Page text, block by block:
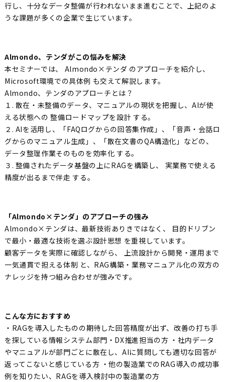
行し、十分なデータ整備が行われないまま進むことで、上記のよ
うな課題が多くの企業で生じています。
Almondo、テンダがこの悩みを解決
本セミナーでは、 Almondo×テンダ のアプローチを紹介し、
Microsoft環境での具体例 も交えて解説します。
Almondo、テンダのアプローチとは？
１. 散在・未整備のデータ、マニュアルの現状を把握し、AIが使
える状態への 整備ロードマップを設計 する。
２. AIを活用し、「FAQログからの回答集作成」、「音声・会話ロ
グからのマニュアル生成」、「散在文書のQA構造化」などの、
データ整理作業そのものを効率化 する。
３. 整備されたデータ基盤の上にRAGを構築し、 実業務で使える
精度が出るまで伴走 する。
「Almondo×テンダ」のアプローチの強み
Almondo×テンダは、最新技術ありきではなく、 目的ドリブン
で最小・最適な技術を選ぶ設計思想 を重視しています。
顧客データを実際に確認しながら、 上流設計から開発・運用まで
一気通貫で担える体制 と、RAG構築・業務マニュアル化の双方の
ナレッジを持つ組み合わせが強みです。
こんな方におすすめ
・RAGを導入したものの期待した回答精度が出ず、改善の打ち手
を探している情報システム部門・DX推進担当の方 ・社内データ
やマニュアルが部門ごとに散在し、AIに質問しても適切な回答が
返ってこないと感じている方 ・他の製造業でのRAG導入の成功事
例を知りたい、RAGを導入検討中の製造業の方